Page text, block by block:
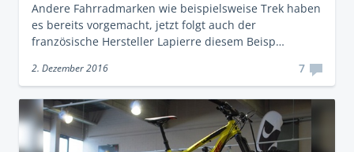
Andere Fahrradmarken wie beispielsweise Trek haben
es bereits vorgemacht, jetzt folgt auch der
französische Hersteller Lapierre diesem Beisp…
2. Dezember 2016 7